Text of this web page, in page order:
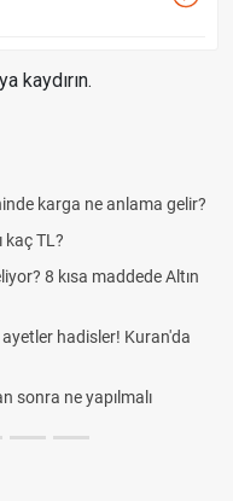
kaydırın.
nasıl anlatılır?
kravat bağlama yöntemi
ne zaman düşer? Cemre
geliyor? Kedi rüya tabiri
Kimsenin bilmediği farklı çilek